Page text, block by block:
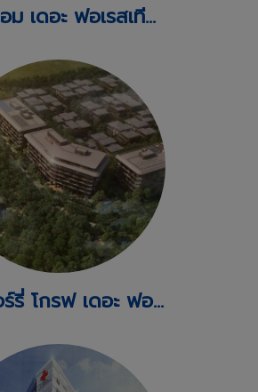
วิสซ์ดอม เดอะ ฟอเรสเทียส์ เพ็ทโทเปีย
มัลเบอร์รี่ โกรฟ เดอะ ฟอเรสเทียส์ คอนโดมิเนียม